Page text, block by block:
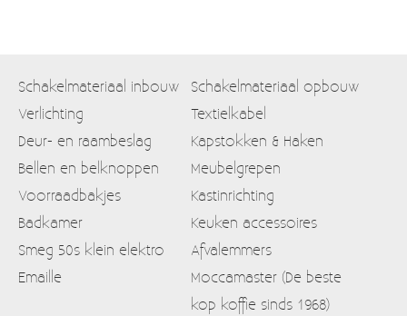
Schakelmateriaal inbouw
Schakelmateriaal opbouw
Verlichting
Textielkabel
Deur- en raambeslag
Kapstokken & Haken
Bellen en belknoppen
Meubelgrepen
Voorraadbakjes
Kastinrichting
Badkamer
Keuken accessoires
Smeg 50s klein elektro
Afvalemmers
Emaille
Moccamaster (De beste
kop koffie sinds 1968)